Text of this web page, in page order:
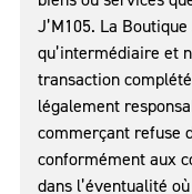
J’M105. La
qu’intermédiaire et
transaction
légalement
commerçant refuse
conformément aux
dans l’éventualité